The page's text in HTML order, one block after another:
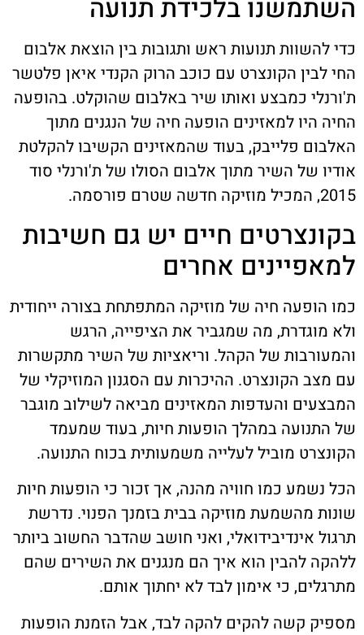
השתמשנו בלכידת תנועה
כדי להשוות תנועות ראש ותגובות בין הוצאת אלבום
החי לבין הקונצרט עם כוכב הרוק הקנדי איאן פלטשר
ת'ורנלי כמבצע ואותו שיר באלבום שהוקלט. בהופעה
החיה היו למאזינים הופעה חיה של הנגנים מתוך
האלבום פלייבק, בעוד שהמאזינים הקשיבו להקלטת
אודיו של השיר מתוך אלבום הסולו של ת'ורנלי סוד
2015, המכיל מוזיקה חדשה שטרם פורסמה.
בקונצרטים חיים יש גם חשיבות
למאפיינים אחרים
כמו הופעה חיה של מוזיקה המתפתחת בצורה ייחודית
ולא מוגדרת, מה שמגביר את הציפייה, הרגש
והמעורבות של הקהל. וריאציות של השיר מתקשרות
עם מצב הקונצרט. ההיכרות עם הסגנון המוזיקלי של
המבצעים והעדפות המאזינים מביאה לשילוב מוגבר
של התנועה במהלך הופעות חיות, בעוד שמעמד
הקונצרט מוביל לעלייה משמעותית בכוח התנועה.
הכל נשמע כמו חוויה מהנה, אך זכור כי הופעות חיות
שונות מהשמעת מוזיקה בבית בזמנך הפנוי. נדרשת
תרגול אינדיבידואלי, ואני חושב שהדבר החשוב ביותר
ללהקה להבין הוא איך הם מנגנים את השירים שהם
מתרגלים, כי אימון לבד לא יחתוך אותם.
מספיק קשה להקים להקה לבד, אבל הזמנת הופעות